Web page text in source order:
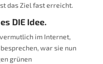
das Ziel fast erreicht.
DIE Idee.
im Internet,
war sie nun
grünen